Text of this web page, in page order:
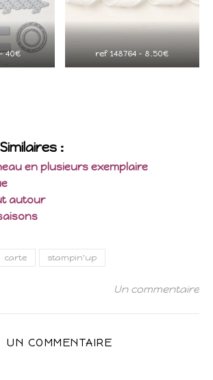
40€ ref 148764 – 8.50€
:
en plusieurs exemplaire
autour
carte stampin'up
Un commentaire
UN COMMENTAIRE